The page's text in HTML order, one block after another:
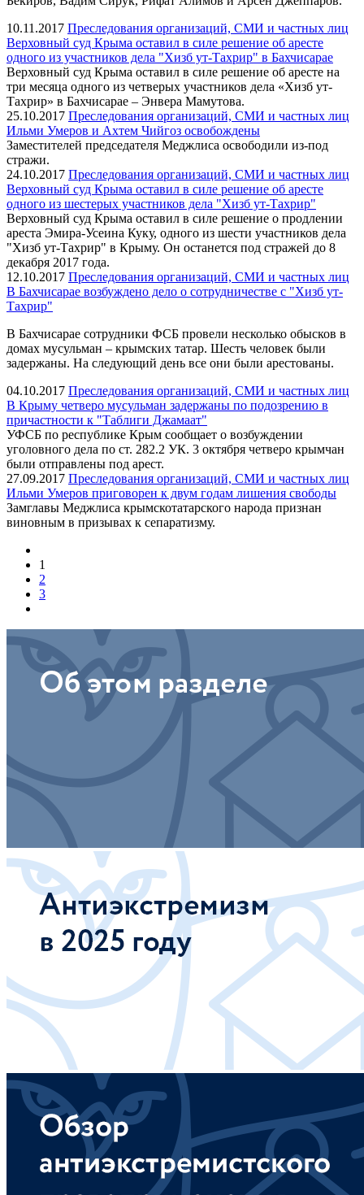
10.11.2017 Преследования организаций, СМИ и частных лиц
Верховный суд Крыма оставил в силе решение об аресте
одного из участников дела "Хизб ут-Тахрир" в Бахчисарае
Верховный суд Крыма оставил в силе решение об аресте на
три месяца одного из четверых участников дела «Хизб ут-
Тахрир» в Бахчисарае – Энвера Мамутова.
25.10.2017 Преследования организаций, СМИ и частных лиц
Ильми Умеров и Ахтем Чийгоз освобождены
Заместителей председателя Меджлиса освободили из-под
стражи.
24.10.2017 Преследования организаций, СМИ и частных лиц
Верховный суд Крыма оставил в силе решение об аресте
одного из шестерых участников дела "Хизб ут-Тахрир"
Верховный суд Крыма оставил в силе решение о продлении
ареста Эмира-Усеина Куку, одного из шести участников дела
"Хизб ут-Тахрир" в Крыму. Он останется под стражей до 8
декабря 2017 года.
12.10.2017 Преследования организаций, СМИ и частных лиц
В Бахчисарае возбуждено дело о сотрудничестве с "Хизб ут-
Тахрир"
В Бахчисарае сотрудники ФСБ провели несколько обысков в
домах мусульман – крымских татар. Шесть человек были
задержаны. На следующий день все они были арестованы.
04.10.2017 Преследования организаций, СМИ и частных лиц
В Крыму четверо мусульман задержаны по подозрению в
причастности к "Таблиги Джамаат"
УФСБ по республике Крым сообщает о возбуждении
уголовного дела по ст. 282.2 УК. 3 октября четверо крымчан
были отправлены под арест.
27.09.2017 Преследования организаций, СМИ и частных лиц
Ильми Умеров приговорен к двум годам лишения свободы
Замглавы Меджлиса крымскотатарского народа признан
виновным в призывах к сепаратизму.
1
2
3